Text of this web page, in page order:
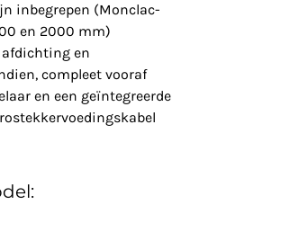
inbegrepen (Monclac-
en 2000 mm)
en
compleet vooraf
en een geïntegreerde